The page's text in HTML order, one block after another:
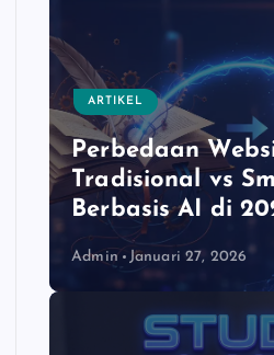
ARTIKEL
Perbedaan
Tradisional vs
Berbasis AI di
Admin Januari 27, 2026